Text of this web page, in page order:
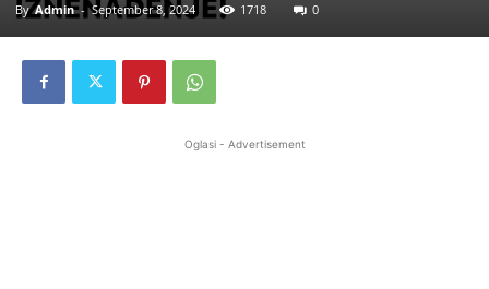
By Admin - September 8, 2024 1718 0
Oglasi - Advertisement